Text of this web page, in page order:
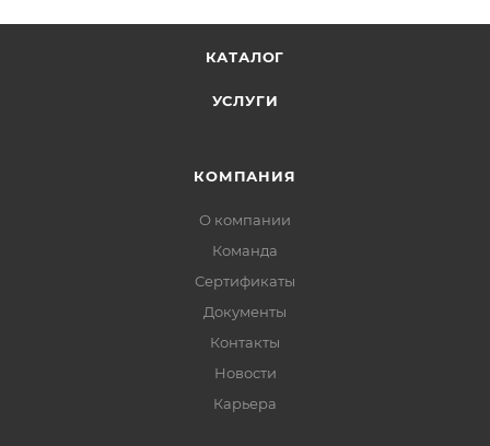
КАТАЛОГ
УСЛУГИ
КОМПАНИЯ
О компании
Команда
Сертификаты
Документы
Контакты
Новости
Карьера